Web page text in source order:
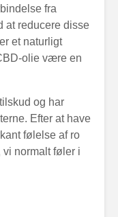
fra
at reducere disse
et naturligt
olie være en
og har
Efter at have
følelse af ro
normalt føler i